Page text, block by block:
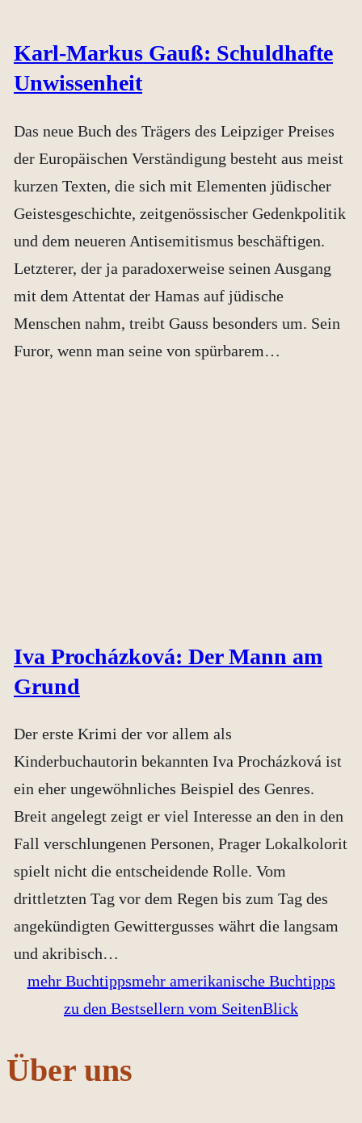
Karl-Markus Gauß: Schuldhafte
Unwissenheit
Das neue Buch des Trägers des Leipziger Preises
der Europäischen Verständigung besteht aus meist
kurzen Texten, die sich mit Elementen jüdischer
Geistesgeschichte, zeitgenössischer Gedenkpolitik
und dem neueren Antisemitismus beschäftigen.
Letzterer, der ja paradoxerweise seinen Ausgang
mit dem Attentat der Hamas auf jüdische
Menschen nahm, treibt Gauss besonders um. Sein
Furor, wenn man seine von spürbarem…
Iva Procházková: Der Mann am
Grund
Der erste Krimi der vor allem als
Kinderbuchautorin bekannten Iva Procházková ist
ein eher ungewöhnliches Beispiel des Genres.
Breit angelegt zeigt er viel Interesse an den in den
Fall verschlungenen Personen, Prager Lokalkolorit
spielt nicht die entscheidende Rolle. Vom
drittletzten Tag vor dem Regen bis zum Tag des
angekündigten Gewittergusses währt die langsam
und akribisch…
mehr Buchtippsmehr amerikanische Buchtipps
zu den Bestsellern vom SeitenBlick
Über uns